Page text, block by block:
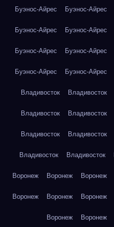
Буэнос-Айрес Буэнос-Айрес
Буэнос-Айрес Буэнос-Айрес
Буэнос-Айрес Буэнос-Айрес
Буэнос-Айрес Буэнос-Айрес
Владивосток Владивосток
Владивосток Владивосток
Владивосток Владивосток
Владивосток Владивосток
Воронеж Воронеж Воронеж
Воронеж Воронеж Воронеж
Воронеж Воронеж